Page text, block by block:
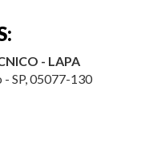
- LAPA
- SP, 05077-130